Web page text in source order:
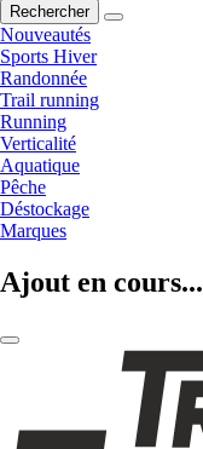
Rechercher
Nouveautés
Sports Hiver
Randonnée
Trail running
Running
Verticalité
Aquatique
Pêche
Déstockage
Marques
Ajout en cours...